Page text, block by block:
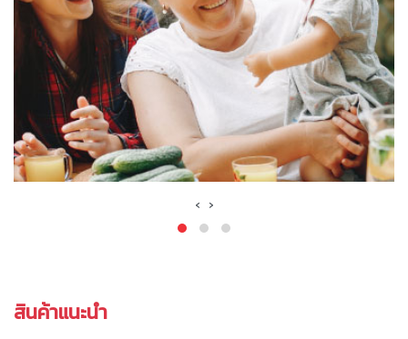
‹ ›
สินค้าแนะนำ